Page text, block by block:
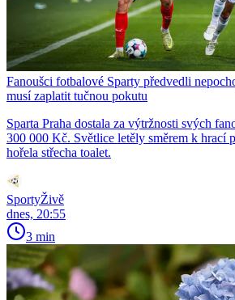
Fanoušci fotbalové Sparty předvedli
musí zaplatit tučnou pokutu
Sparta Praha dostala za výtržnosti svých
300 000 Kč. Světlice letěly směrem k hrací
hořela střecha toalet.
SportyŽivě
dnes, 20:55
3 min